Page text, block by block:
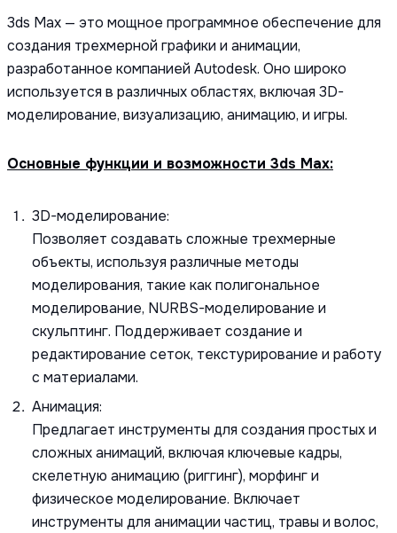
3ds Max — это мощное программное обеспечение для
создания трехмерной графики и анимации,
разработанное компанией Autodesk. Оно широко
используется в различных областях, включая 3D-
моделирование, визуализацию, анимацию, и игры.
Основные функции и возможности 3ds Max:
3D-моделирование:
Позволяет создавать сложные трехмерные
объекты, используя различные методы
моделирования, такие как полигональное
моделирование, NURBS-моделирование и
скульптинг. Поддерживает создание и
редактирование сеток, текстурирование и работу
с материалами.
Анимация:
Предлагает инструменты для создания простых и
сложных анимаций, включая ключевые кадры,
скелетную анимацию (риггинг), морфинг и
физическое моделирование. Включает
инструменты для анимации частиц, травы и волос,